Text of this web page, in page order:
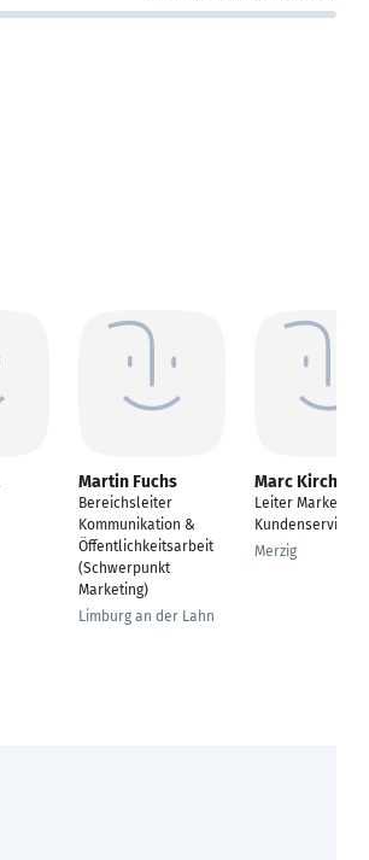
Martin Fuchs
Bereichsleiter
Kommunikation &
Öffentlichkeitsarbeit
(Schwerpunkt
Marketing)
Limburg an der Lahn
Marc Kirch
Leiter Marketing &
Kundenservice
Merzig